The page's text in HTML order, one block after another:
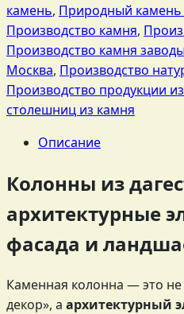
камень, Природный камень
Производство камня,
Производство камня заводы
Москва, Производство
Производство продукции
столешниц из камня
Описание
Колонны из
архитектурные
фасада и
Каменная колонна — это
декор», а архитектурный